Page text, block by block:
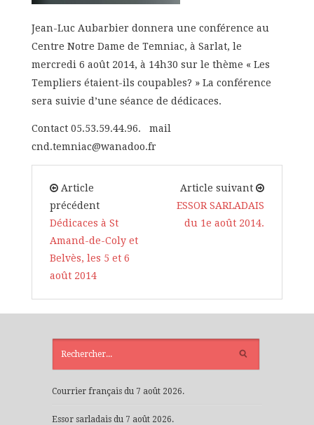
Jean-Luc Aubarbier donnera une conférence au
Centre Notre Dame de Temniac, à Sarlat, le
mercredi 6 août 2014, à 14h30 sur le thème « Les
Templiers étaient-ils coupables? » La conférence
sera suivie d’une séance de dédicaces.
Contact 05.53.59.44.96. mail
cnd.temniac@wanadoo.fr
Article
précédent
Dédicaces à St
Amand-de-Coly et
Belvès, les 5 et 6
août 2014
Article suivant
ESSOR SARLADAIS
du 1e août 2014.
Courrier français du 7 août 2026.
Essor sarladais du 7 août 2026.